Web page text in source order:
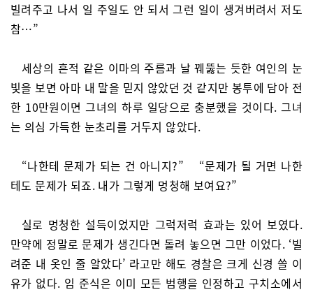
빌려주고 나서 일 주일도 안 되서 그런 일이 생겨버려서 저도
참…”
세상의 흔적 같은 이마의 주름과 날 꿰뚫는 듯한 여인의 눈
빛을 보면 아마 내 말을 믿지 않았던 것 같지만 봉투에 담아 전
한 10만원이면 그녀의 하루 일당으로 충분했을 것이다. 그녀
는 의심 가득한 눈초리를 거두지 않았다.
“나한테 문제가 되는 건 아니지?” “문제가 될 거면 나한
테도 문제가 되죠. 내가 그렇게 멍청해 보여요?”
실로 멍청한 설득이었지만 그럭저럭 효과는 있어 보였다.
만약에 정말로 문제가 생긴다면 돌려 놓으면 그만 이었다. ‘빌
려준 내 옷인 줄 알았다’ 라고만 해도 경찰은 크게 신경 쓸 이
유가 없다. 임 준식은 이미 모든 범행을 인정하고 구치소에서